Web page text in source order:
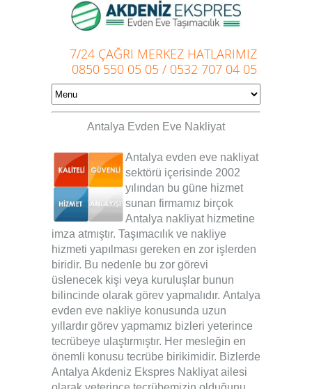
7/24 ÇAĞRI MERKEZ HATLARIMIZ
0850 550 05 05 / 0532 707 04 05
Antalya Evden Eve Nakliyat
Antalya evden eve nakliyat
sektörü içerisinde 2002
yılından bu güne hizmet
sunan firmamız birçok
Antalya nakliyathizmetine
imza atmıştır. Taşımacılık ve nakliye
hizmeti yapılması gereken en zor işlerden
biridir. Bu nedenle bu zor görevi
üslenecek kişi veya kuruluşlar bunun
bilincinde olarak görev yapmalıdır. Antalya
evden eve nakliye konusunda uzun
yıllardır görev yapmamız bizleri yeterince
tecrübeye ulaştırmıştır. Her mesleğin en
önemli konusu tecrübe birikimidir. Bizlerde
Antalya Akdeniz Ekspres Nakliyatailesi